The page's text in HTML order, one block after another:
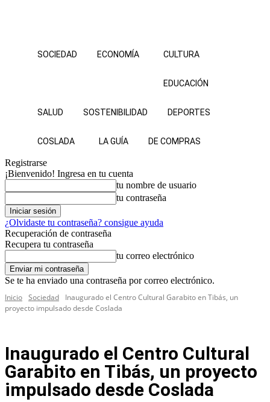
SOCIEDAD ECONOMÍA CULTURA
EDUCACIÓN
SALUD SOSTENIBILIDAD DEPORTES
COSLADA LA GUÍA DE COMPRAS
Registrarse
¡Bienvenido! Ingresa en tu cuenta
tu nombre de usuario
tu contraseña
¿Olvidaste tu contraseña? consigue ayuda
Recuperación de contraseña
Recupera tu contraseña
tu correo electrónico
Se te ha enviado una contraseña por correo electrónico.
Inicio Sociedad
Inaugurado el Centro Cultural Garabito en Tibás, un
proyecto impulsado desde Coslada
Inaugurado el Centro Cultural
Garabito en Tibás, un proyecto
impulsado desde Coslada